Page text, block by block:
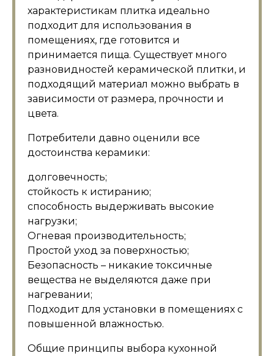
характеристикам плитка идеально
подходит для использования в
помещениях, где готовится и
принимается пища. Существует много
разновидностей керамической плитки, и
подходящий материал можно выбрать в
зависимости от размера, прочности и
цвета.
Потребители давно оценили все
достоинства керамики:
долговечность;
стойкость к истиранию;
способность выдерживать высокие
нагрузки;
Огневая производительность;
Простой уход за поверхностью;
Безопасность – никакие токсичные
вещества не выделяются даже при
нагревании;
Подходит для установки в помещениях с
повышенной влажностью.
Общие принципы выбора кухонной